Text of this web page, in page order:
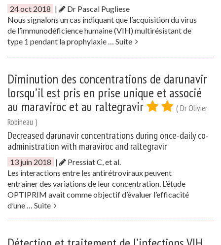
24 oct 2018 |
Dr Pascal Pugliese
Nous signalons un cas indiquant que l’acquisition du virus
de l’immunodéficience humaine (VIH) multirésistant de
type 1 pendant la prophylaxie … Suite
Diminution des concentrations de darunavir
lorsqu’il est pris en prise unique et associé
au maraviroc et au raltegravir
( Dr Olivier
Robineau )
Decreased darunavir concentrations during once-daily co-
administration with maraviroc and raltegravir
13 juin 2018 |
Pressiat C, et al.
Les interactions entre les antirétroviraux peuvent
entrainer des variations de leur concentration. L’étude
OPTIPRIM avait comme objectif d’évaluer l’efficacité
d’une … Suite